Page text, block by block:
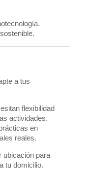
a tus
flexibilidad
actividades.
en
reales.
ubicación para
tu domicilio.